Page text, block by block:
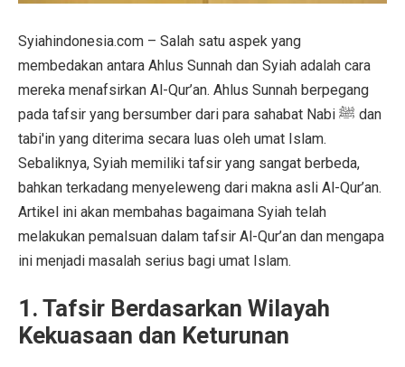
Syiahindonesia.com – Salah satu aspek yang
membedakan antara Ahlus Sunnah dan Syiah adalah cara
mereka menafsirkan Al-Qur’an. Ahlus Sunnah berpegang
pada tafsir yang bersumber dari para sahabat Nabi ﷺ dan
tabi'in yang diterima secara luas oleh umat Islam.
Sebaliknya, Syiah memiliki tafsir yang sangat berbeda,
bahkan terkadang menyeleweng dari makna asli Al-Qur’an.
Artikel ini akan membahas bagaimana Syiah telah
melakukan pemalsuan dalam tafsir Al-Qur’an dan mengapa
ini menjadi masalah serius bagi umat Islam.
1. Tafsir Berdasarkan Wilayah
Kekuasaan dan Keturunan